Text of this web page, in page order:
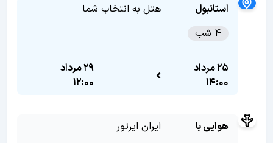
استانبول
هتل به انتخاب شما
4 شب
25 مرداد
14:00
29 مرداد
12:00
هوایی با
ایران ایرتور